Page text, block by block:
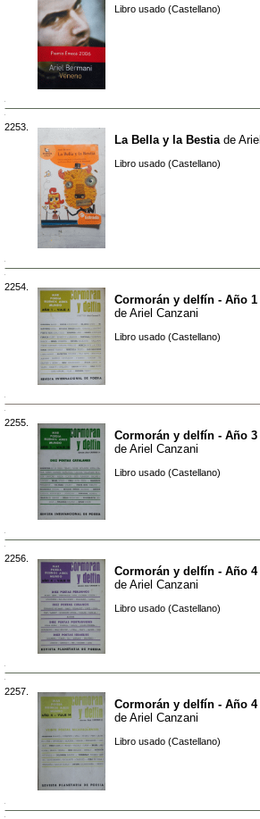
Libro usado (Castellano)
2253.
La Bella y la Bestia de
Libro usado (Castellano)
2254.
Cormorán y delfín - Año 1
de Ariel Canzani
Libro usado (Castellano)
2255.
Cormorán y delfín - Año 3
de Ariel Canzani
Libro usado (Castellano)
2256.
Cormorán y delfín - Año 4
de Ariel Canzani
Libro usado (Castellano)
2257.
Cormorán y delfín - Año 4
de Ariel Canzani
Libro usado (Castellano)